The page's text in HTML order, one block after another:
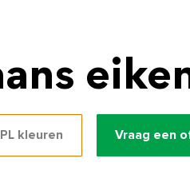
kleuren Vraag een